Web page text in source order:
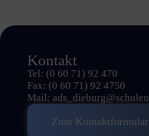
Kontakt
Tel: (0 60 71) 92 470
Fax: (0 60 71) 92 4750
Mail:
Zum Kontaktformular